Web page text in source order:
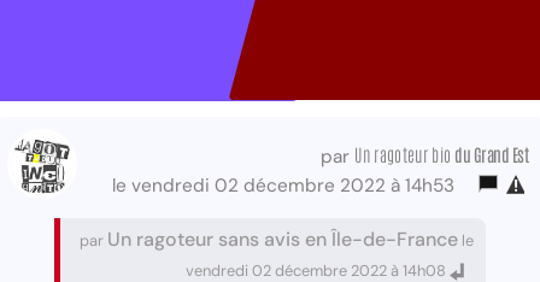
par Un ragoteur bio du Grand Est
le vendredi 02 décembre 2022 à 14h53
par Un ragoteur sans avis en Île-de-France le
vendredi 02 décembre 2022 à 14h08